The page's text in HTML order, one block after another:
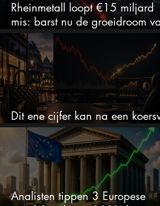
Rheinmetall loopt €15 miljard
mis: barst nu de groeidroom van
het defensiebedrijf?
Dit ene cijfer kan na een
van 50% alles veranderen
Analisten tippen 3 Europese